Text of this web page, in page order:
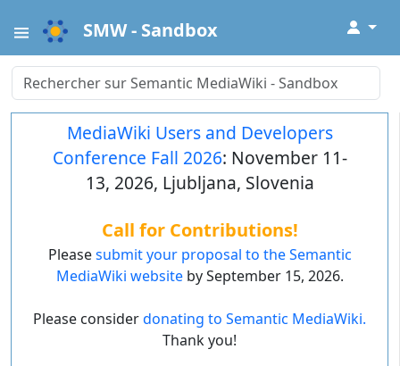
SMW - Sandbox ↓
MediaWiki Users and Developers
Conference Fall 2026: November 11-
13, 2026, Ljubljana, Slovenia
Call for Contributions!
Pleasesubmit your proposal to the Semantic
MediaWiki websiteby September 15, 2026.
Please considerdonating to Semantic MediaWiki.
Thank you!